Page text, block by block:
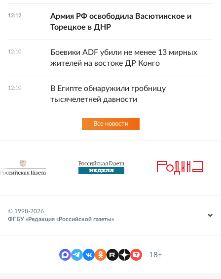
12:12
Армия РФ освободила Васютинское и
Торецкое в ДНР
12:10
Боевики ADF убили не менее 13 мирных
жителей на востоке ДР Конго
12:10
В Египте обнаружили гробницу
тысячелетней давности
Все новости
© 1998-2026
ФГБУ «Редакция «Российской газеты»
18+